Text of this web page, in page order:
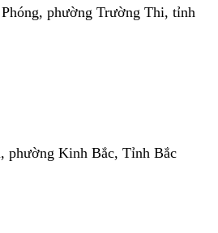
phường Trường Thi, tỉnh
phường Kinh Bắc, Tỉnh Bắc